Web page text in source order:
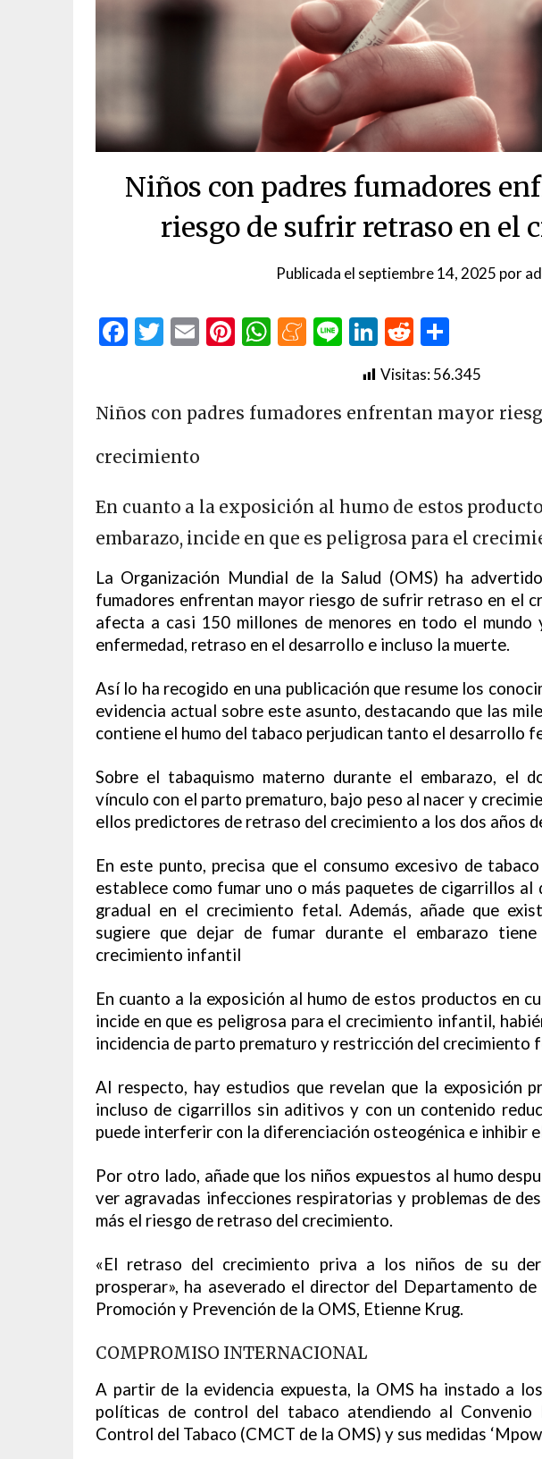
Niños con padres fumadores
riesgo de sufrir retraso en el
Publicada el septiembre 14, 2025 por
Facebook
Twitter
EmailPinterest
WhatsApp
Meneame
LineLinkedIn
Reddit
Visitas:56.345
Niños con padres fumadores enfrentan mayor
crecimiento
En cuanto a la exposición al humo de estos
embarazo, incide en que es peligrosa para el
La Organización Mundial de la Salud (OMS) ha
fumadores enfrentan mayor riesgo de sufrir retraso en el
afecta a casi 150 millones de menores en todo el mundo
enfermedad, retraso en el desarrollo e incluso la muerte.
Así lo ha recogido en una publicación que resume los
evidencia actual sobre este asunto, destacando que las
contiene el humo del tabaco perjudican tanto el desarrollo
Sobre el tabaquismo materno durante el embarazo, el
vínculo con el parto prematuro, bajo peso al nacer y
ellos predictores de retraso del crecimiento a los dos años
En este punto, precisa que el consumo excesivo de
establece como fumar uno o más paquetes de cigarrillos al
gradual en el crecimiento fetal. Además, añade que
sugiere que dejar de fumar durante el embarazo
crecimiento infantil
En cuanto a la exposición al humo de estos productos en
incide en que es peligrosa para el crecimiento infantil,
incidencia de parto prematuro y restricción del crecimiento
Al respecto, hay estudios que revelan que la exposición
incluso de cigarrillos sin aditivos y con un contenido
puede interferir con la diferenciación osteogénica e inhibir
Por otro lado, añade que los niños expuestos al humo
ver agravadas infecciones respiratorias y problemas de
más el riesgo de retraso del crecimiento.
«El retraso del crecimiento priva a los niños de su
prosperar», ha aseverado el director del Departamento
Promoción y Prevención de la OMS, Etienne Krug.
COMPROMISO INTERNACIONAL
A partir de la evidencia expuesta, la OMS ha instado a
políticas de control del tabaco atendiendo al
Control del Tabaco (CMCT de la OMS) y sus medidas